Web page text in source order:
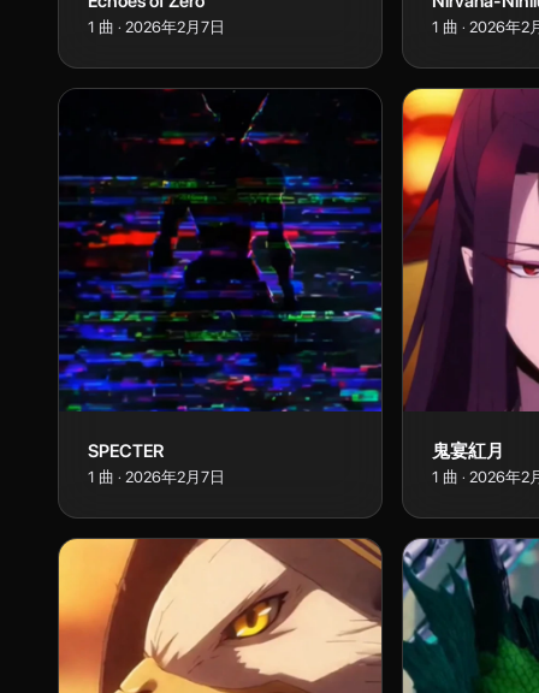
1 曲 · 2026年2月7日 1 曲 · 2026年2
SPECTER
1 曲 · 2026年2月7日
鬼宴紅月
1 曲 · 2026年2